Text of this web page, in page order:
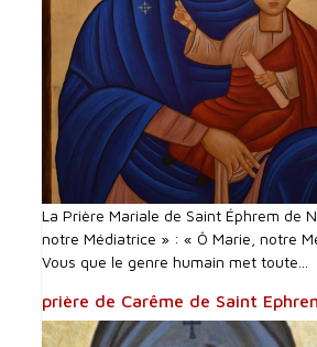
La Prière Mariale de Saint Éphrem de
notre Médiatrice » : « Ô Marie, notre
Vous que le genre humain met toute...
prière de Carême de Saint